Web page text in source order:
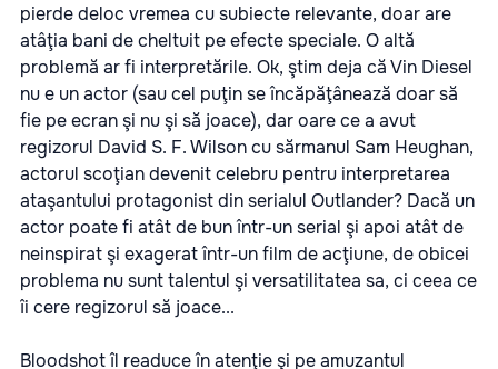
pierde deloc vremea cu subiecte relevante, doar are
atâţia bani de cheltuit pe efecte speciale. O altă
problemă ar fi interpretările. Ok, ştim deja că Vin Diesel
nu e un actor (sau cel puţin se încăpăţânează doar să
fie pe ecran şi nu şi să joace), dar oare ce a avut
regizorul David S. F. Wilson cu sărmanul Sam Heughan,
actorul scoţian devenit celebru pentru interpretarea
ataşantului protagonist din serialul Outlander? Dacă un
actor poate fi atât de bun într-un serial şi apoi atât de
neinspirat şi exagerat într-un film de acţiune, de obicei
problema nu sunt talentul şi versatilitatea sa, ci ceea ce
îi cere regizorul să joace...
Bloodshotîl readuce în atenţie şi pe amuzantul